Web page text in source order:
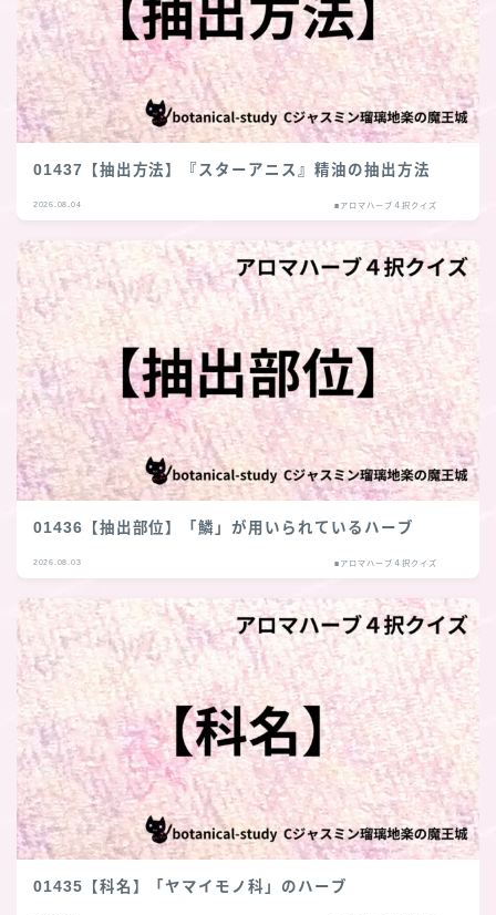
01437【抽出方法】『スターアニス』精油の抽出方法
2026.08.04 ■アロマハーブ４択クイズ
01436【抽出部位】「鱗」が用いられているハーブ
2026.08.03 ■アロマハーブ４択クイズ
01435【科名】「ヤマイモノ科」のハーブ